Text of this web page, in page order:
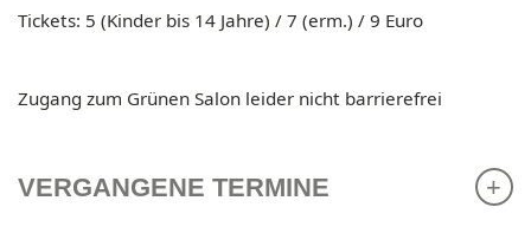
Tickets: 5 (Kinder bis 14 Jahre) / 7 (erm.) / 9 Euro
Zugang zum Grünen Salon leider nicht barrierefrei
VERGANGENE TERMINE